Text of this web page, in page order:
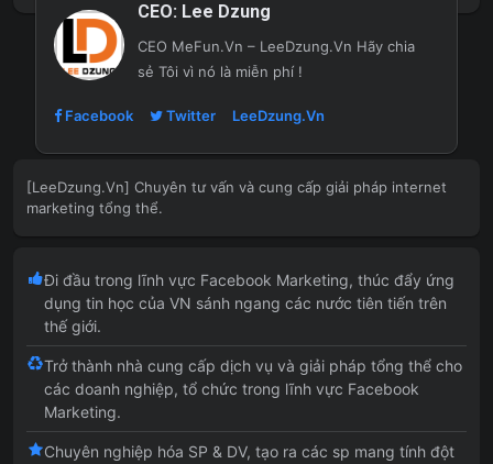
CEO: Lee Dzung
CEO MeFun.Vn – LeeDzung.Vn Hãy chia
sẻ Tôi vì nó là miễn phí !
Facebook Twitter LeeDzung.Vn
[LeeDzung.Vn] Chuyên tư vấn và cung cấp giải pháp internet
marketing tổng thể.
Đi đầu trong lĩnh vực Facebook Marketing, thúc đẩy ứng
dụng tin học của VN sánh ngang các nước tiên tiến trên
thế giới.
Trở thành nhà cung cấp dịch vụ và giải pháp tổng thể cho
các doanh nghiệp, tổ chức trong lĩnh vực Facebook
Marketing.
Chuyên nghiệp hóa SP & DV, tạo ra các sp mang tính đột